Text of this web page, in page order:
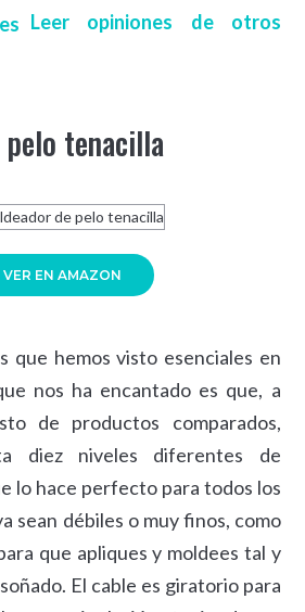
Leer opiniones de otros
tenacilla
VER EN AMAZON
que hemos visto esenciales en
nos ha encantado es que, a
de productos comparados,
diez niveles diferentes de
lo hace perfecto para todos los
sean débiles o muy finos, como
que apliques y moldees tal y
El cable es giratorio para